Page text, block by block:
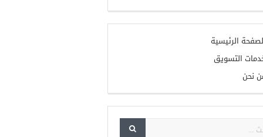
الرئيسية
التسويق
نحن